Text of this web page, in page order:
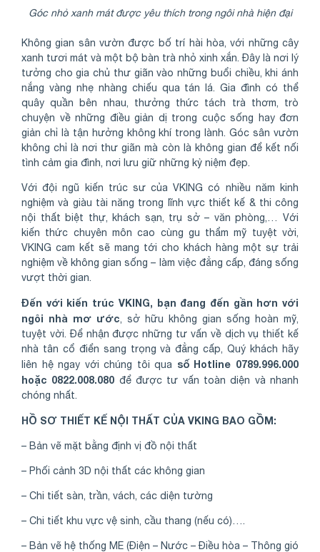
Góc nhỏ xanh mát được yêu thích trong ngôi nhà hiện đại
Không gian sân vườn được bố trí hài hòa, với những cây
xanh tươi mát và một bộ bàn trà nhỏ xinh xắn. Đây là nơi lý
tưởng cho gia chủ thư giãn vào những buổi chiều, khi ánh
nắng vàng nhẹ nhàng chiếu qua tán lá. Gia đình có thể
quây quần bên nhau, thưởng thức tách trà thơm, trò
chuyện về những điều giản dị trong cuộc sống hay đơn
giản chỉ là tận hưởng không khí trong lành. Góc sân vườn
không chỉ là nơi thư giãn mà còn là không gian để kết nối
tình cảm gia đình, nơi lưu giữ những kỷ niệm đẹp.
Với đội ngũ kiến trúc sư của VKING có nhiều năm kinh
nghiệm và giàu tài năng trong lĩnh vực thiết kế & thi công
nội thất biệt thự, khách sạn, trụ sở – văn phòng,… Với
kiến thức chuyên môn cao cùng gu thẩm mỹ tuyệt vời,
VKING cam kết sẽ mang tới cho khách hàng một sự trải
nghiệm về không gian sống – làm việc đẳng cấp, đáng sống
vượt thời gian.
Đến với kiến trúc VKING, bạn đang đến gần hơn với
ngôi nhà mơ ước, sở hữu không gian sống hoàn mỹ,
tuyệt vời. Để nhận được những tư vấn về dịch vụ thiết kế
nhà tân cổ điển sang trọng và đẳng cấp, Quý khách hãy
liên hệ ngay với chúng tôi qua số Hotline 0789.996.000
hoặc 0822.008.080 để được tư vấn toàn diện và nhanh
chóng nhất.
HỒ SƠ THIẾT KẾ NỘI THẤT CỦA VKING BAO GỒM:
– Bản vẽ mặt bằng định vị đồ nội thất
– Phối cảnh 3D nội thất các không gian
– Chi tiết sàn, trần, vách, các diện tường
– Chi tiết khu vực vệ sinh, cầu thang (nếu có)….
– Bản vẽ hệ thống ME (Điện – Nước – Điều hòa – Thông gió